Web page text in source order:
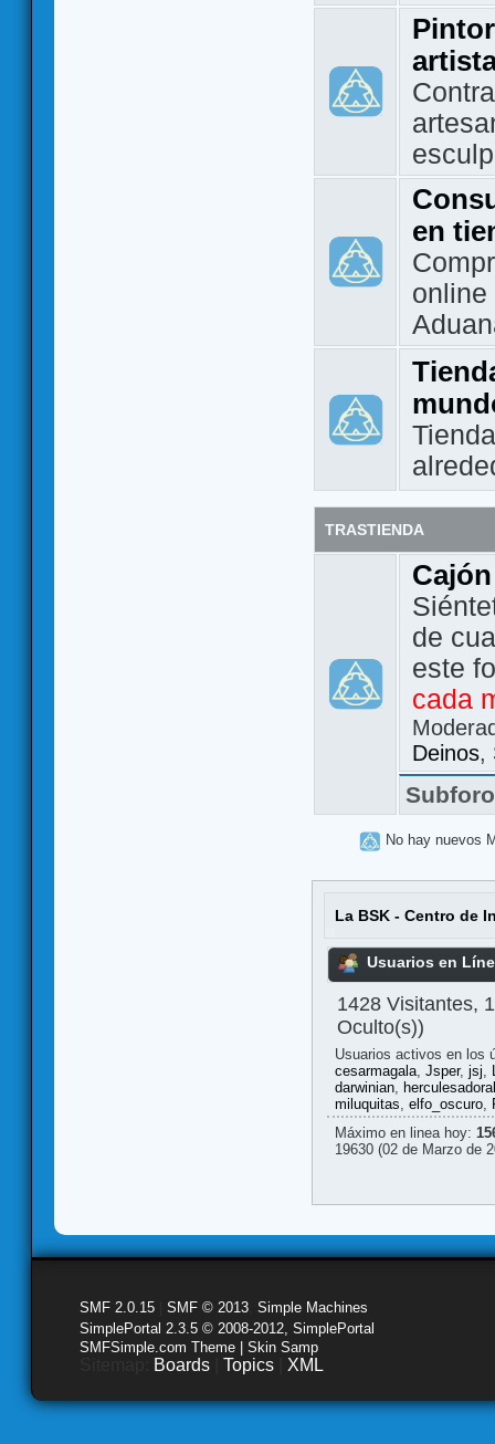
en
TRASTIENDA
de
este
cada
Deinos,
No hay nuevos
La BSK - Centro de
Usuarios en
1428 Visitantes,
Oculto(s))
Usuarios activos en los
cesarmagala, Jsper, jsj,
darwinian,
miluquitas, elfo_oscuro,
Máximo en linea hoy:
19630 (02 de Marzo de
SMF 2.0.15 SMF © 2013 Simple Machines
SimplePortal 2.3.5 © 2008-2012, SimplePortal
SMFSimple.com Theme | Skin Samp
Boards Topics XML